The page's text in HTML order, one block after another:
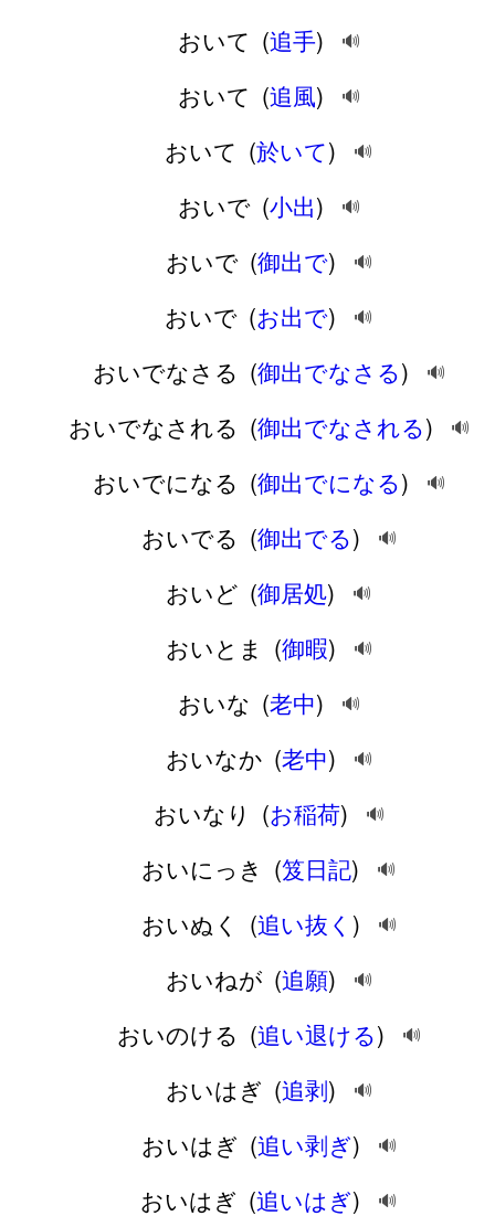
おいて (追手) 🔊
おいて (追風) 🔊
おいて (於いて) 🔊
おいで (小出) 🔊
おいで (御出で) 🔊
おいで (お出で) 🔊
おいでなさる (御出でなさる) 🔊
おいでなされる (御出でなされる) 🔊
おいでになる (御出でになる) 🔊
おいでる (御出でる) 🔊
おいど (御居処) 🔊
おいとま (御暇) 🔊
おいな (老中) 🔊
おいなか (老中) 🔊
おいなり (お稲荷) 🔊
おいにっき (笈日記) 🔊
おいぬく (追い抜く ) 🔊
おいねが (追願) 🔊
おいのける (追い退ける) 🔊
おいはぎ (追剥) 🔊
おいはぎ (追い剥ぎ) 🔊
おいはぎ (追いはぎ) 🔊